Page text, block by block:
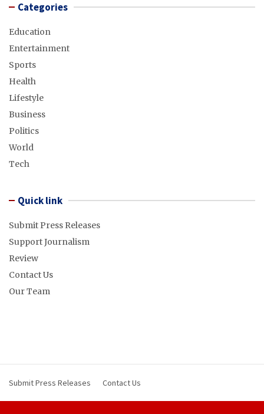
Categories
Education
Entertainment
Sports
Health
Lifestyle
Business
Politics
World
Tech
Quick link
Submit Press Releases
Support Journalism
Review
Contact Us
Our Team
Submit Press Releases Contact Us